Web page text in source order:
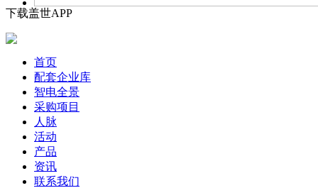
下载盖世APP
首页
配套企业库
智电全景
采购项目
人脉
活动
产品
资讯
联系我们